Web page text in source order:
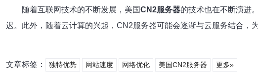
随着互联网技术的不断发展，美国CN2服务器的技术也在不断演进
迟。此外，随着云计算的兴起，CN2服务器可能会逐渐与云服务结合，
文章标签： 独特优势 网站速度 网络优化 美国CN2服务器 更多»